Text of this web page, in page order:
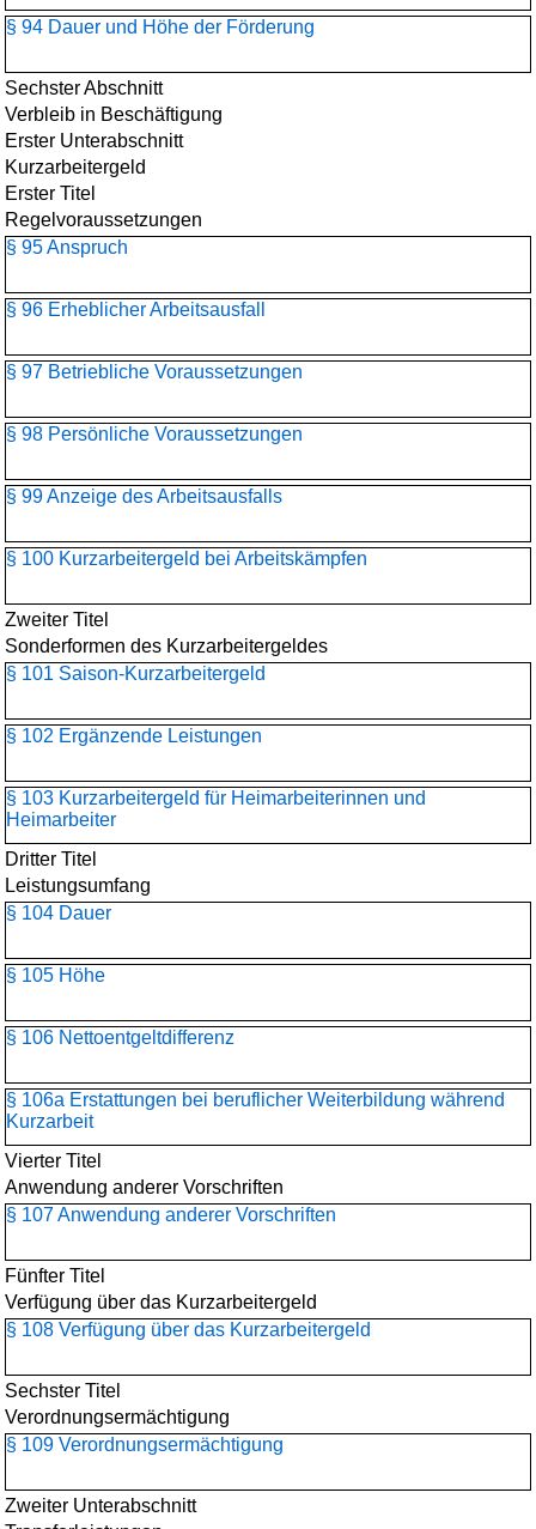
§ 94 Dauer und Höhe der Förderung
Sechster Abschnitt
Verbleib in Beschäftigung
Erster Unterabschnitt
Kurzarbeitergeld
Erster Titel
Regelvoraussetzungen
§ 95 Anspruch
§ 96 Erheblicher Arbeitsausfall
§ 97 Betriebliche Voraussetzungen
§ 98 Persönliche Voraussetzungen
§ 99 Anzeige des Arbeitsausfalls
§ 100 Kurzarbeitergeld bei Arbeitskämpfen
Zweiter Titel
Sonderformen des Kurzarbeitergeldes
§ 101 Saison-Kurzarbeitergeld
§ 102 Ergänzende Leistungen
§ 103 Kurzarbeitergeld für Heimarbeiterinnen und
Heimarbeiter
Dritter Titel
Leistungsumfang
§ 104 Dauer
§ 105 Höhe
§ 106 Nettoentgeltdifferenz
§ 106a Erstattungen bei beruflicher Weiterbildung während
Kurzarbeit
Vierter Titel
Anwendung anderer Vorschriften
§ 107 Anwendung anderer Vorschriften
Fünfter Titel
Verfügung über das Kurzarbeitergeld
§ 108 Verfügung über das Kurzarbeitergeld
Sechster Titel
Verordnungsermächtigung
§ 109 Verordnungsermächtigung
Zweiter Unterabschnitt